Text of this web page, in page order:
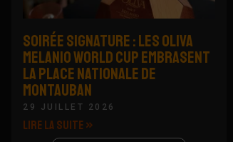
SOIRÉE SIGNATURE : LES OLIVA
MELANIO WORLD CUP EMBRASENT
LA PLACE NATIONALE DE
MONTAUBAN
29 JUILLET 2026
LIRE LA SUITE »